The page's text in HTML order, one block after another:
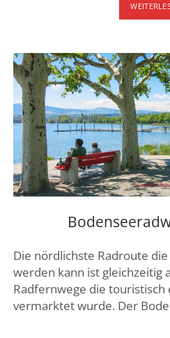
Die nördlichste Radroute
werden kann ist gleichzeitig
Radfernwege die touristisch
vermarktet wurde. Der